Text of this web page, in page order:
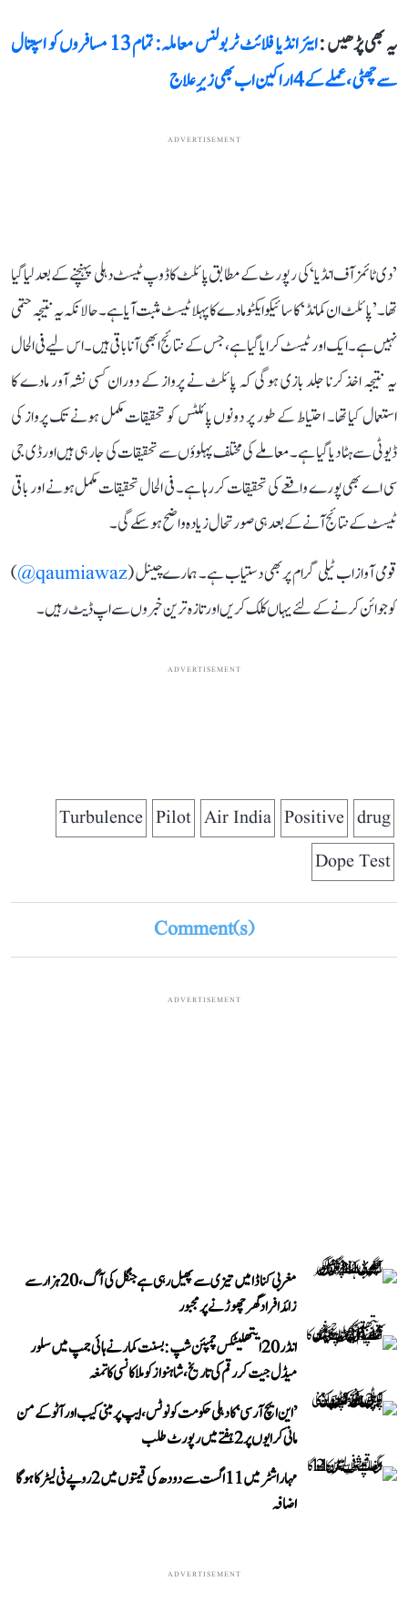
یہ بھی پڑھیں :
ایئر انڈیا فلائٹ ٹربولنس معاملہ: تمام 13 مسافروں کو اسپتال
سے چھٹی، عملے کے 4 اراکین اب بھی زیرِ علاج
ADVERTISEMENT
’دی ٹائمز آف انڈیا‘ کی رپورٹ کے مطابق پائلٹ کا ڈوپ ٹیسٹ دہلی پہنچنے کے بعد لیا گیا
تھا۔ ’پائلٹ ان کمانڈ‘ کا سائیکوایکٹو مادے کا پہلا ٹیسٹ مثبت آیا ہے۔ حالانکہ یہ نتیجہ حتمی
نہیں ہے۔ ایک اور ٹیسٹ کرایا گیا ہے، جس کے نتائج ابھی آنا باقی ہیں۔ اس لیے فی الحال
یہ نتیجہ اخذ کرنا جلد بازی ہوگی کہ پائلٹ نے پرواز کے دوران کسی نشہ آور مادے کا
استعمال کیا تھا۔ احتیاط کے طور پر دونوں پائلٹس کو تحقیقات مکمل ہونے تک پرواز کی
ڈیوٹی سے ہٹا دیا گیا ہے۔ معاملے کی مختلف پہلوؤں سے تحقیقات کی جا رہی ہیں اورڈی جی
سی اے بھی پورے واقعے کی تحقیقات کر رہا ہے۔ فی الحال تحقیقات مکمل ہونے اور باقی
ٹیسٹ کے نتائج آنے کے بعد ہی صورتحال زیادہ واضح ہو سکے گی۔
قومی آواز اب ٹیلی گرام پر بھی دستیاب ہے۔ ہمارے چینل (qaumiawaz@
)
کو جوائن کرنے کے لئے یہاں کلک کریں اور تازہ ترین خبروں سے اپ ڈیٹ رہیں۔
ADVERTISEMENT
drug
Positive
Air India
Pilot
Turbulence
Dope Test
Comment(s)
ADVERTISEMENT
مغربی کناڈا میں تیزی سے پھیل رہی ہے جنگل کی آگ، 20 ہزار سے
زائد افراد گھر چھوڑنے پر مجبور
انڈر 20 ایتھلیٹکس چمپئن شپ: بسنت کمار نے ہائی جمپ میں سلور
میڈل جیت کر رقم کی تاریخ، شاہنواز کو ملا کانسی کا تمغہ
’این ایچ آر سی‘ کا دہلی حکومت کو نوٹس، ایپ پر مبنی کیب اور آٹو کے من
مانی کرایوں پر 2 ہفتے میں رپورٹ طلب
مہاراشٹر میں 11 اگست سے دودھ کی قیمتوں میں 2 روپے فی لیٹر کا ہوگا
اضافہ
ADVERTISEMENT